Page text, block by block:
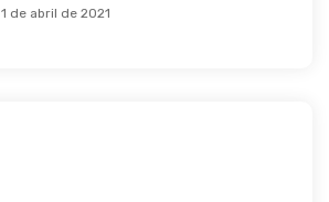
1 de abril de 2021